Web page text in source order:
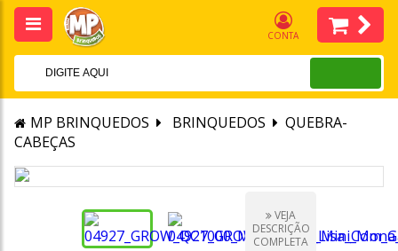
CONTA
MP BRINQUEDOS BRINQUEDOS
QUEBRA-
CABEÇAS
VEJA
DESCRIÇÃO
COMPLETA